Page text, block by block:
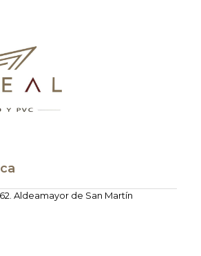
Aldeamayor de San Martín